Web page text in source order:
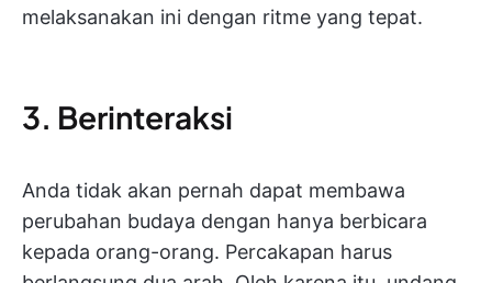
melaksanakan ini dengan ritme yang tepat.
3. Berinteraksi
Anda tidak akan pernah dapat membawa
perubahan budaya dengan hanya berbicara
kepada orang-orang. Percakapan harus